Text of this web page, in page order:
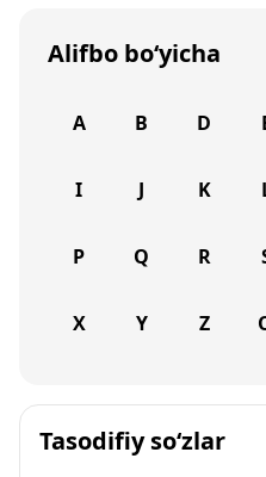
Alifbo bo‘yicha
A B D
I J K
P Q R
X Y Z
Tasodifiy so‘zlar